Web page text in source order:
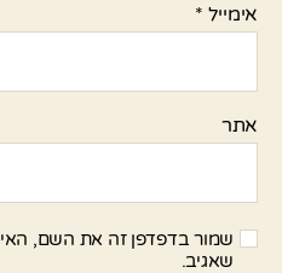
אימייל *
אתר
שמור בדפדפן זה את השם,
שאגיב.